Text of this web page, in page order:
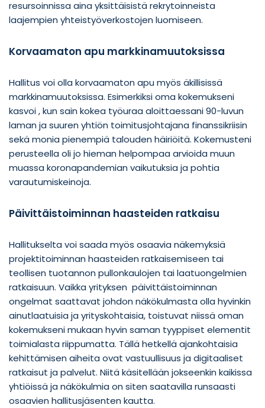
resursoinnissa aina yksittäisistä rekrytoinneista
laajempien yhteistyöverkostojen luomiseen.
Korvaamaton apu markkinamuutoksissa
Hallitus voi olla korvaamaton apu myös äkillisissä
markkinamuutoksissa. Esimerkiksi oma kokemukseni
kasvoi , kun sain kokea työuraa aloittaessani 90-luvun
laman ja suuren yhtiön toimitusjohtajana finanssikriisin
sekä monia pienempiä talouden häiriöitä. Kokemusteni
perusteella oli jo hieman helpompaa arvioida muun
muassa koronapandemian vaikutuksia ja pohtia
varautumiskeinoja.
Päivittäistoiminnan haasteiden ratkaisu
Hallitukselta voi saada myös osaavia näkemyksiä
projektitoiminnan haasteiden ratkaisemiseen tai
teollisen tuotannon pullonkaulojen tai laatuongelmien
ratkaisuun. Vaikka yrityksen päivittäistoiminnan
ongelmat saattavat johdon näkökulmasta olla hyvinkin
ainutlaatuisia ja yrityskohtaisia, toistuvat niissä oman
kokemukseni mukaan hyvin saman tyyppiset elementit
toimialasta riippumatta. Tällä hetkellä ajankohtaisia
kehittämisen aiheita ovat vastuullisuus ja digitaaliset
ratkaisut ja palvelut. Niitä käsitellään jokseenkin kaikissa
yhtiöissä ja näkökulmia on siten saatavilla runsaasti
osaavien hallitusjäsenten kautta.